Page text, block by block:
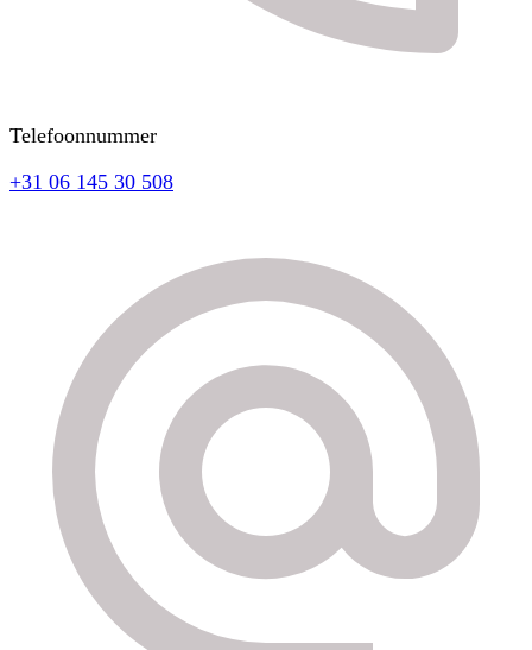
Telefoonnummer
+31 06 145 30 508